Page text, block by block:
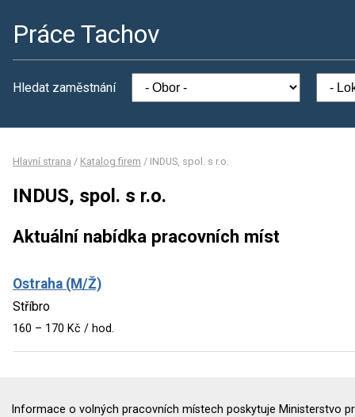
Práce Tachov
Hledat zaměstnání
Hlavní strana / Katalog firem / INDUS, spol. s r.o.
INDUS, spol. s r.o.
Aktuální nabídka pracovních míst
Ostraha (M/Ž)
Stříbro
160 – 170 Kč / hod.
Informace o volných pracovních místech poskytuje Ministerstvo